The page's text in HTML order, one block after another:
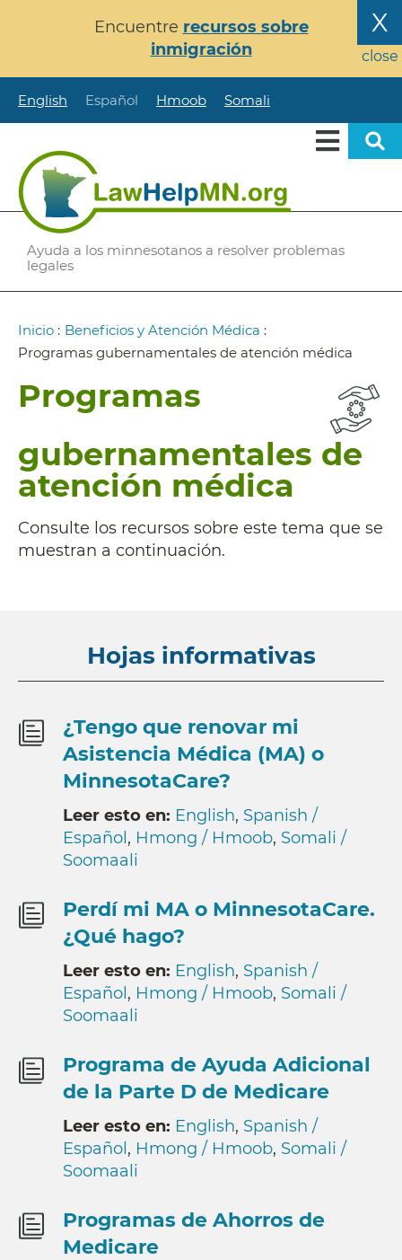
principal
X
close
Encuentre recursos sobre
inmigración
English Español Hmoob Somali
Ayuda a los minnesotanos a resolver problemas
legales
Ruta
de
Inicio : Beneficios y Atención Médica :
Programas gubernamentales de atención médica
Programas
gubernamentales de
atención médica
Consulte los recursos sobre este tema que se
muestran a continuación.
Hojas informativas
¿Tengo que renovar mi
Asistencia Médica (MA) o
MinnesotaCare?
Leer esto en: English, Spanish /
Español , Hmong / Hmoob, Somali /
Soomaali
Perdí mi MA o MinnesotaCare.
¿Qué hago?
Leer esto en: English, Spanish /
Español , Hmong / Hmoob, Somali /
Soomaali
Programa de Ayuda Adicional
de la Parte D de Medicare
Leer esto en: English, Spanish /
Español , Hmong / Hmoob, Somali /
Soomaali
Programas de Ahorros de
Medicare